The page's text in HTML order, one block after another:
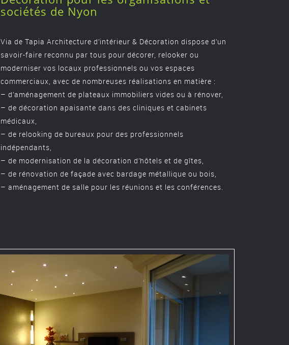
sociétés de Nyon
Via de Tapia Architecture d’intérieur & Décoration dispose d’un
savoir-faire reconnu par tous pour décorer, relooker ou
moderniser vos locaux professionnels ou vos espaces
commerciaux, avec de nombreuses réalisations en matière :
– d’aménagement de plateaux immobiliers vides ou à rénover,
– de décoration apaisante dans des cliniques et cabinets
médicaux,
– de relooking de bureaux pour des professionnels
indépendants,
– de modernisation de la décoration d’hôtels et de gîtes,
– de rénovation de façade avec bardage métallique ou bois,
– aménagement de salle pour les réunions et les conférences.